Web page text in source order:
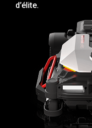
d’élite.